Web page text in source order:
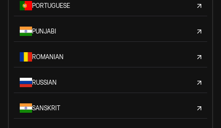
PORTUGUESE
PUNJABI
ROMANIAN
RUSSIAN
SANSKRIT